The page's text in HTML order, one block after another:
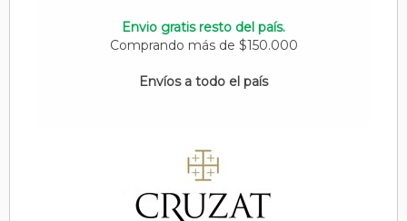
Envio gratis resto del país.
Comprando más de $150.000
Envíos a todo el país